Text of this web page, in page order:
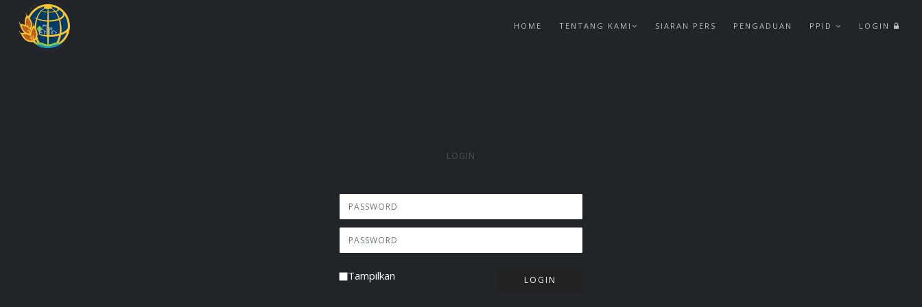
HOME TENTANG KAMI SIARAN PERS PENGADUAN PPID LOGIN
LOGIN
Tampilkan LOGIN